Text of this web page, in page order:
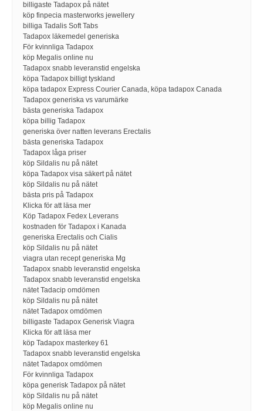
billigaste Tadapox på nätet
köp finpecia masterworks jewellery
billiga Tadalis Soft Tabs
Tadapox läkemedel generiska
För kvinnliga Tadapox
köp Megalis online nu
Tadapox snabb leveranstid engelska
köpa Tadapox billigt tyskland
köpa tadapox Express Courier Canada, köpa tadapox Canada
Tadapox generiska vs varumärke
bästa generiska Tadapox
köpa billig Tadapox
generiska över natten leverans Erectalis
bästa generiska Tadapox
Tadapox låga priser
köp Sildalis nu på nätet
köpa Tadapox visa säkert på nätet
köp Sildalis nu på nätet
bästa pris på Tadapox
Klicka för att läsa mer
Köp Tadapox Fedex Leverans
kostnaden för Tadapox i Kanada
generiska Erectalis och Cialis
köp Sildalis nu på nätet
viagra utan recept generiska Mg
Tadapox snabb leveranstid engelska
Tadapox snabb leveranstid engelska
nätet Tadacip omdömen
köp Sildalis nu på nätet
nätet Tadapox omdömen
billigaste Tadapox Generisk Viagra
Klicka för att läsa mer
köp Tadapox masterkey 61
Tadapox snabb leveranstid engelska
nätet Tadapox omdömen
För kvinnliga Tadapox
köpa generisk Tadapox på nätet
köp Sildalis nu på nätet
köp Megalis online nu